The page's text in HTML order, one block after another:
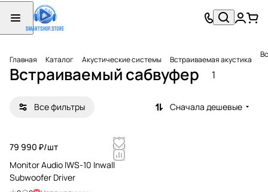
Главная Каталог Акустические системы Встраиваемая акустика
Встраиваемый сабвуфер 1
Все фильтры Сначала дешевые
79 990 ₽/шт
Monitor Audio IWS-10 Inwall
Subwoofer Driver